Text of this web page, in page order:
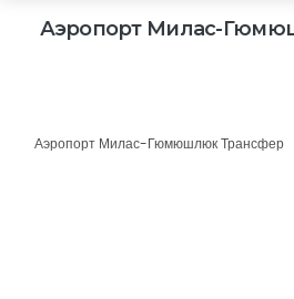
Аэропорт Милас-
Аэропорт Милас-Гюмюшлюк Трансфер